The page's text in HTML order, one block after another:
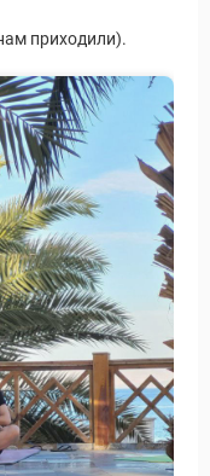
приходили).